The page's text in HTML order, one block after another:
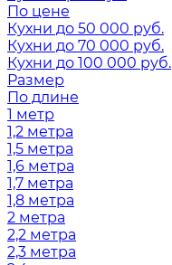
По цене
Кухни до 50 000 руб.
Кухни до 70 000 руб.
Кухни до 100 000 руб.
Размер
По длине
1 метр
1,2 метра
1,5 метра
1,6 метра
1,7 метра
1,8 метра
2 метра
2,2 метра
2,3 метра